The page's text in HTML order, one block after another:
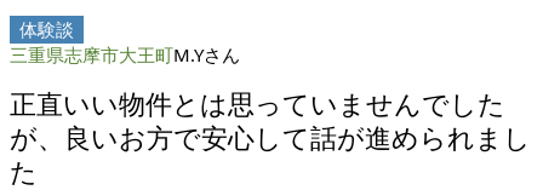
体験談
三重県志摩市大王町M.Yさん
正直いい物件とは思っていませんでした
が、良いお方で安心して話が進められまし
た